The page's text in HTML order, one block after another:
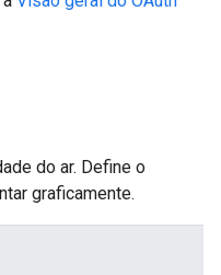
do ar. Define o
graficamente.